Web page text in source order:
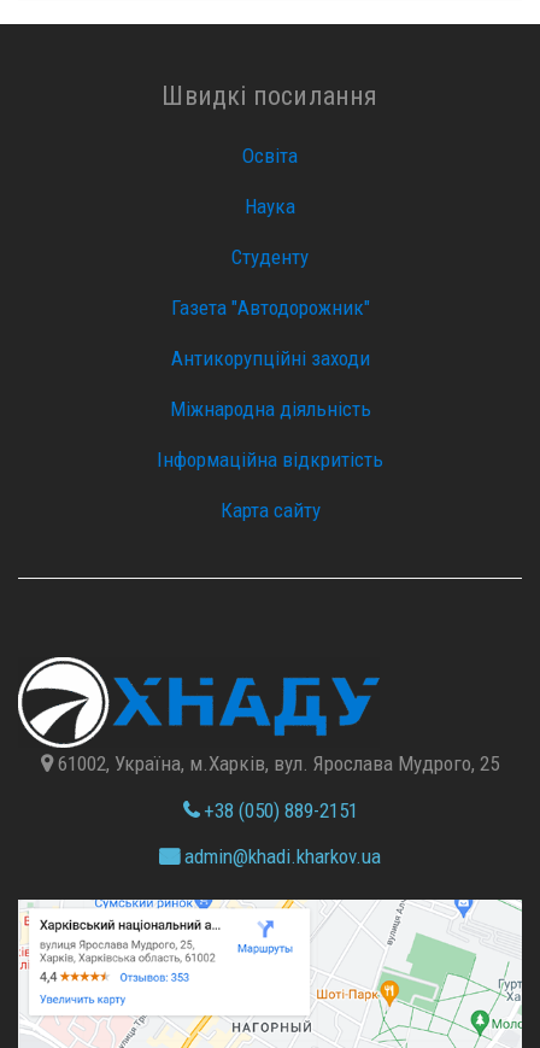
Швидкі посилання
Освіта
Наука
Студенту
Газета "Автодорожник"
Антикорупційні заходи
Міжнародна діяльність
Інформаційна відкритість
Карта сайту
61002, Україна, м.Харків, вул. Ярослава Мудрого, 25
+38 (050) 889-2151
admin@khadi.kharkov.ua